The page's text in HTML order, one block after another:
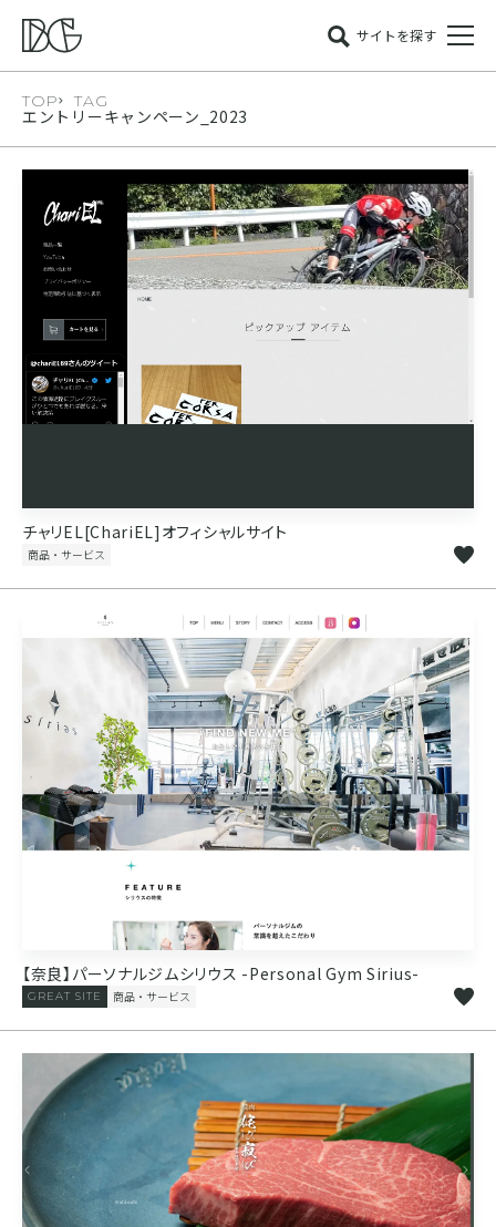
サイトを探す
TOP TAG
エントリーキャンペーン_2023
チャリEL[ChariEL]オフィシャルサイト
商品・サービス
【奈良】パーソナルジムシリウス -Personal Gym Sirius-
商品・サービス
GREAT SITE